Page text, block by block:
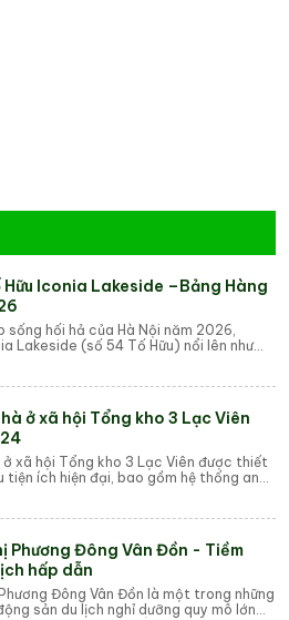
Hữu Iconia Lakeside –Bảng Hàng
sống hối hả của Hà Nội năm 2026,
Lakeside (số 54 Tố Hữu) nổi lên như
ở xã hội Tổng kho 3 Lạc Viên
hội Tổng kho 3 Lạc Viên được thiết
tiện ích hiện đại, bao gồm hệ thống an
Phương Đông Vân Đồn - Tiềm
hấp dẫn
Đông Vân Đồn là một trong những
sản du lịch nghỉ dưỡng quy mô lớn